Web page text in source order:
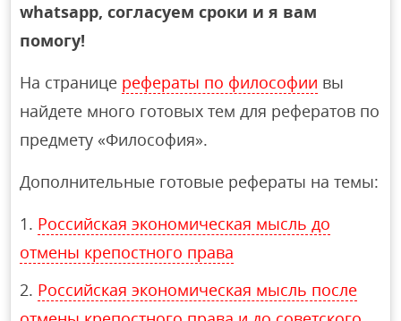
whatsapp, согласуем сроки и я вам
помогу!
На странице рефераты по философии вы
найдете много готовых тем для рефератов по
предмету «Философия».
Дополнительные готовые рефераты на темы:
Российская экономическая мысль до
отмены крепостного права
Российская экономическая мысль после